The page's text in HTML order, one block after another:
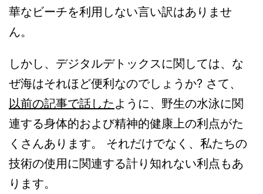
華なビーチを利用しない言い訳はありませ
ん。
しかし、デジタルデトックスに関しては、な
ぜ海はそれほど便利なのでしょうか? さて、
以前の記事で話したように、野生の水泳に関
連する身体的および精神的健康上の利点がた
くさんあります。 それだけでなく、私たちの
技術の使用に関連する計り知れない利点もあ
ります。